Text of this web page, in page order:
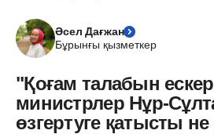
Әсел Дағжан
Бұрынғы қызметкер
"Қоғам талабын
министрлер Нұр-
өзгертуге қатысты не